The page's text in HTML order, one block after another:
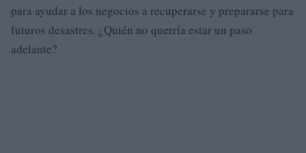
para ayudar a los negocios a recuperarse y prepararse para
futuros desastres. ¿Quién no querría estar un paso
adelante?